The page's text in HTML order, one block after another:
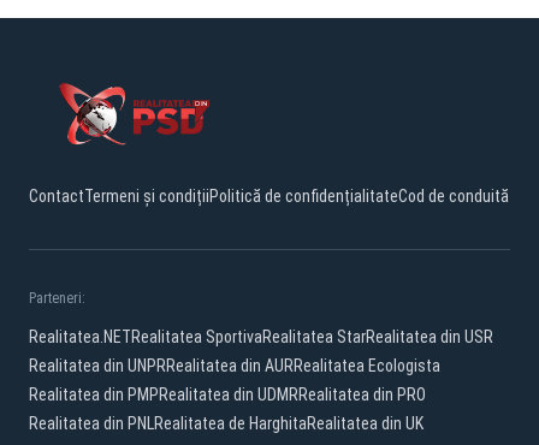
ContactTermeni și condițiiPolitică de confidențialitateCod de conduită
Parteneri:
Realitatea.NETRealitatea SportivaRealitatea StarRealitatea din USR
Realitatea din UNPRRealitatea din AURRealitatea Ecologista
Realitatea din PMPRealitatea din UDMRRealitatea din PRO
Realitatea din PNLRealitatea de HarghitaRealitatea din UK